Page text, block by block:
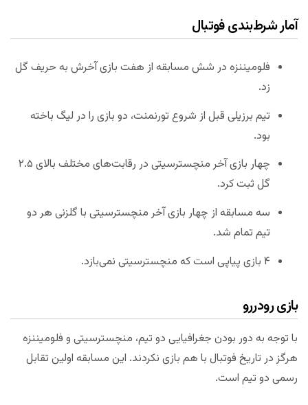
آمار شرط‌بندی فوتبال
فلومیننزه در شش مسابقه از هفت بازی آخرش به حریف گل
زد.
تیم برزیلی قبل از شروع تورنمنت، دو بازی را در لیگ باخته
بود.
چهار بازی آخر منچسترسیتی در رقابت‌های مختلف بالای ۲.۵
گل ثبت کرد.
سه مسابقه از چهار بازی آخر منچسترسیتی با گلزنی هر دو
تیم تمام شد.
۴ بازی پیاپی است که منچسترسیتی نمی‌بازد.
بازی رودررو
با توجه به دور بودن جغرافیایی دو تیم، منچسترسیتی و فلومیننزه
هرگز در تاریخ فوتبال با هم بازی نکردند. این مسابقه اولین تقابل
رسمی دو تیم است.